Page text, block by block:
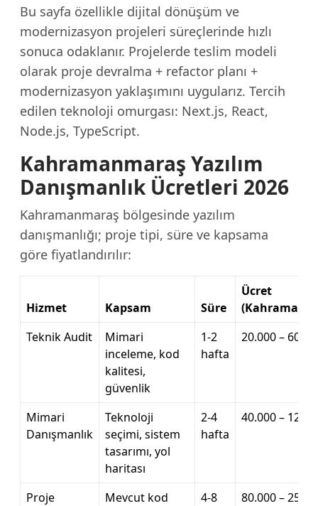
Bu sayfa özellikle dijital dönüşüm ve
modernizasyon projeleri süreçlerinde hızlı
sonuca odaklanır. Projelerde teslim modeli
olarak proje devralma + refactor planı +
modernizasyon yaklaşımını uygularız. Tercih
edilen teknoloji omurgası: Next.js, React,
Node.js, TypeScript.
Kahramanmaraş Yazılım
Danışmanlık Ücretleri 2026
Kahramanmaraş bölgesinde yazılım
danışmanlığı; proje tipi, süre ve kapsama
göre fiyatlandırılır:
Hizmet Kapsam Süre
Ücret
Teknik Audit
Mimari
inceleme, kod
kalitesi,
güvenlik
1-2
hafta
20.000 –
Mimari
Danışmanlık
Teknoloji
seçimi, sistem
tasarımı, yol
haritası
2-4
hafta
40.000 –
Proje
Mevcut kod
4-8
80.000 –